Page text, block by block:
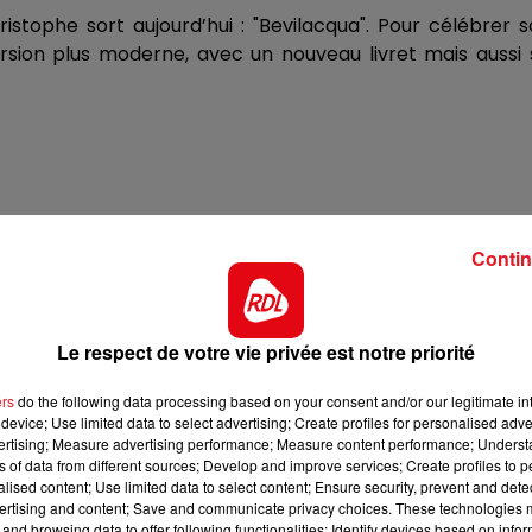
- 13h00
VOUS LES
sort aujourd’hui : "Bevilacqua". Pour célébrer
plus moderne, avec un nouveau livret mais aussi
la carrière de Christophe puisqu'il signe son
par des sonorités électro, très en vogue à
Christophe propose un album ambitieux qu'il a
Le respect de votre vie privée est notre priorité
do the following data processing based on your consent and/or our legitimate
Use limited data to select advertising; Create profiles for personalised
Measure advertising performance; Measure content performance;
of data from different sources; Develop and improve services; Create profiles to
content; Use limited data to select content; Ensure security, prevent and
and content; Save and communicate privacy choices. These technologies